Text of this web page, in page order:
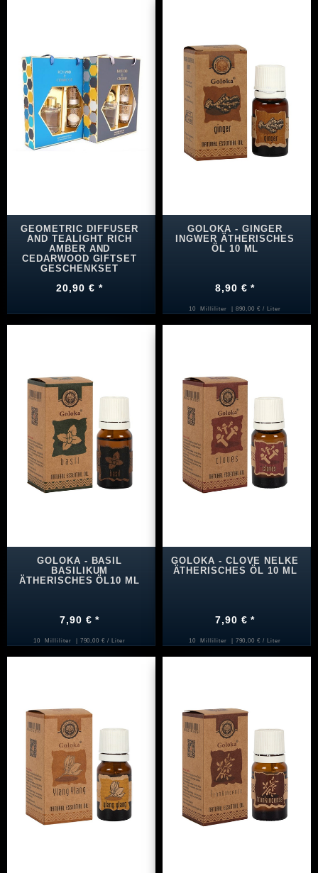
GEOMETRIC DIFFUSER
AND TEALIGHT RICH
AMBER AND
CEDARWOOD GIFTSET
GESCHENKSET
20,90 € *
GOLOKA - GINGER
INGWER ÄTHERISCHES
ÖL 10 ML
8,90 € *
10 Milliliter | 890,00 € / Liter
GOLOKA - BASIL
BASILIKUM
ÄTHERISCHES ÖL10 ML
7,90 € *
10 Milliliter | 790,00 € / Liter
GOLOKA - CLOVE NELKE
ÄTHERISCHES ÖL 10 ML
7,90 € *
10 Milliliter | 790,00 € / Liter